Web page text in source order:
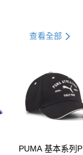
查看全部
PUMA 基本系列